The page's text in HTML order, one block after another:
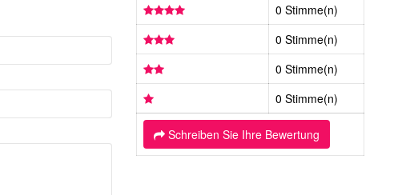
0 Stimme(n)
0 Stimme(n)
0 Stimme(n)
0 Stimme(n)
Schreiben Sie Ihre Bewertung